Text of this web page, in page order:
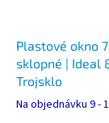
Plastové okno
sklopné | Ideal
Trojsklo
Na objednávku 9 -